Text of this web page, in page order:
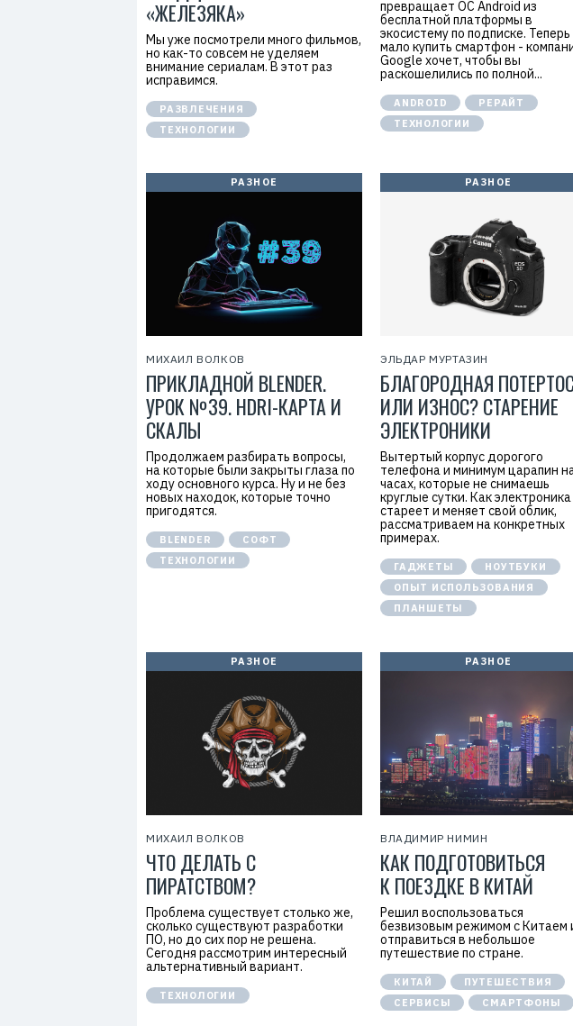
«ЖЕЛЕЗЯКА»
Мы уже посмотрели много фильмов,
но как-то совсем не уделяем
внимание сериалам. В этот раз
исправимся.
РАЗВЛЕЧЕНИЯ
ТЕХНОЛОГИИ
превращает ОС Android из
бесплатной платформы в
экосистему по подписке. Теперь
мало купить смартфон -
Google хочет, чтобы вы
раскошелились по полной...
ANDROID
РЕРАЙТ
ТЕХНОЛОГИИ
РАЗНОЕ
МИХАИЛ ВОЛКОВ
ПРИКЛАДНОЙ BLENDER.
УРОК №39. HDRI-КАРТА И
СКАЛЫ
Продолжаем разбирать вопросы,
на которые были закрыты глаза по
ходу основного курса. Ну и не без
новых находок, которые точно
пригодятся.
BLENDER
СОФТ
ТЕХНОЛОГИИ
РАЗНОЕ
ЭЛЬДАР МУРТАЗИН
БЛАГОРОДНАЯ
ИЛИ ИЗНОС? СТАРЕНИЕ
ЭЛЕКТРОНИКИ
Вытертый корпус дорогого
телефона и минимум царапин
часах, которые не снимаешь
круглые сутки. Как электроника
стареет и меняет свой облик,
рассматриваем на конкретных
примерах.
ГАДЖЕТЫ
НОУТБУКИ
ОПЫТ ИСПОЛЬЗОВАНИЯ
ПЛАНШЕТЫ
РАЗНОЕ
МИХАИЛ ВОЛКОВ
ЧТО ДЕЛАТЬ С
ПИРАТСТВОМ?
Проблема существует столько же,
сколько существуют разработки
ПО, но до сих пор не решена.
Сегодня рассмотрим интересный
альтернативный вариант.
ТЕХНОЛОГИИ
РАЗНОЕ
ВЛАДИМИР НИМИН
КАК ПОДГОТОВИТЬСЯ
К ПОЕЗДКЕ В КИТАЙ
Решил воспользоваться
безвизовым режимом с Китаем
отправиться в небольшое
путешествие по стране.
КИТАЙ
ПУТЕШЕСТВИЯ
СЕРВИСЫ
СМАРТФОНЫ